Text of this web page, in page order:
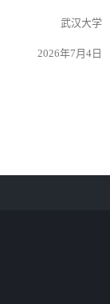
武汉大学
2026年7月4日